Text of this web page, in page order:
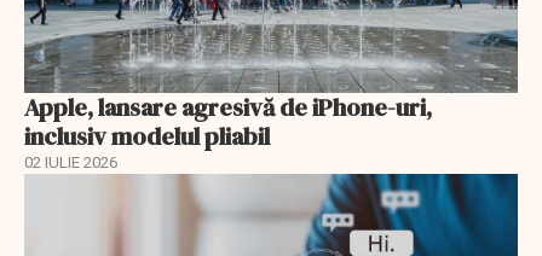
Apple, lansare agresivă de iPhone-uri,
inclusiv modelul pliabil
02 IULIE 2026